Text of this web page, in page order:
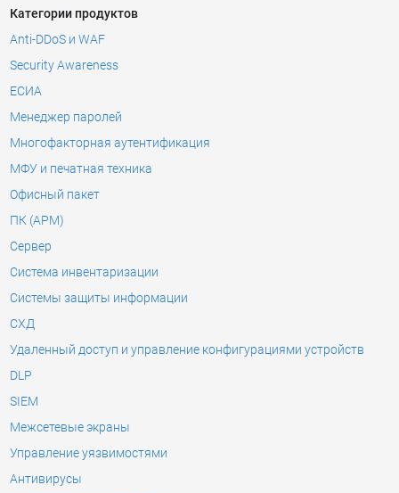
Категории продуктов
Anti-DDoS и WAF
Security Awareness
ЕСИА
Менеджер паролей
Многофакторная аутентификация
МФУ и печатная техника
Офисный пакет
ПК (АРМ)
Сервер
Система инвентаризации
Системы защиты информации
СХД
Удаленный доступ и управление конфигурациями устройств
DLP
SIEM
Межсетевые экраны
Управление уязвимостями
Антивирусы